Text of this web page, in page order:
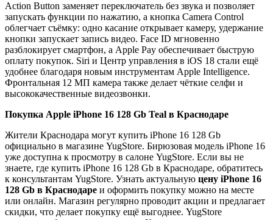
Action Button заменяет переключатель без звука и позволяет
запускать функции по нажатию, а кнопка Camera Control
облегчает съёмку: одно касание открывает камеру, удержание
кнопки запускает запись видео. Face ID мгновенно
разблокирует смартфон, а Apple Pay обеспечивает быструю
оплату покупок. Siri и Центр управления в iOS 18 стали ещё
удобнее благодаря новым инструментам Apple Intelligence.
Фронтальная 12 МП камера также делает чёткие селфи и
высококачественные видеозвонки.
Покупка Apple iPhone 16 128 Gb Teal в Краснодаре
Жители Краснодара могут купить iPhone 16 128 Gb
официально в магазине YugStore. Бирюзовая модель iPhone 16
уже доступна к просмотру в салоне YugStore. Если вы не
знаете, где купить iPhone 16 128 Gb в Краснодаре, обратитесь
к консультантам YugStore. Узнать актуальную цену iPhone 16
128 Gb в Краснодаре и оформить покупку можно на месте
или онлайн. Магазин регулярно проводит акции и предлагает
скидки, что делает покупку ещё выгоднее. YugStore